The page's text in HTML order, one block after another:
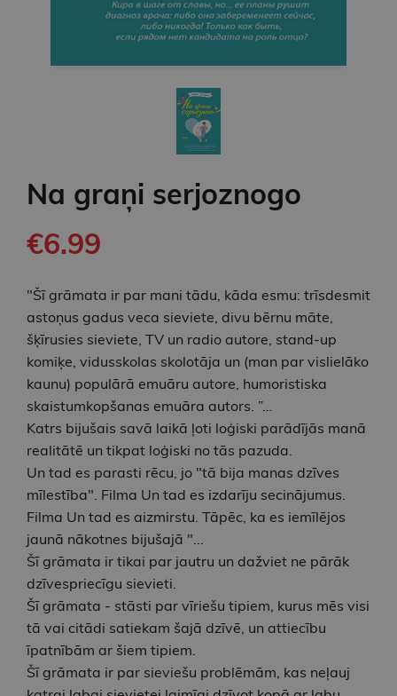
Na graņi serjoznogo
€6.99
"Šī grāmata ir par mani tādu, kāda esmu: trīsdesmit
astoņus gadus veca sieviete, divu bērnu māte,
šķīrusies sieviete, TV un radio autore, stand-up
komiķe, vidusskolas skolotāja un (man par vislielāko
kaunu) populārā emuāru autore, humoristiska
skaistumkopšanas emuāra autors. ”…
Katrs bijušais savā laikā ļoti loģiski parādījās manā
realitātē un tikpat loģiski no tās pazuda.
Un tad es parasti rēcu, jo "tā bija manas dzīves
mīlestība". Filma Un tad es izdarīju secinājumus.
Filma Un tad es aizmirstu. Tāpēc, ka es iemīlējos
jaunā nākotnes bijušajā "...
Šī grāmata ir tikai par jautru un dažviet ne pārāk
dzīvespriecīgu sievieti.
Šī grāmata - stāsti par vīriešu tipiem, kurus mēs visi
tā vai citādi satiekam šajā dzīvē, un attiecību
īpatnībām ar šiem tipiem.
Šī grāmata ir par sieviešu problēmām, kas neļauj